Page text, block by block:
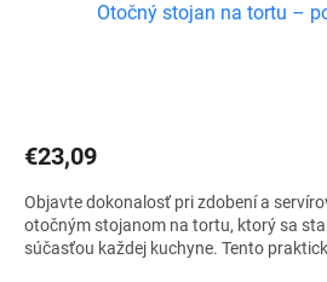
Otočný stojan na tortu –
€23,09
Objavte dokonalosť pri zdobení a
otočným stojanom na tortu, ktorý sa
súčasťou každej kuchyne. Tento